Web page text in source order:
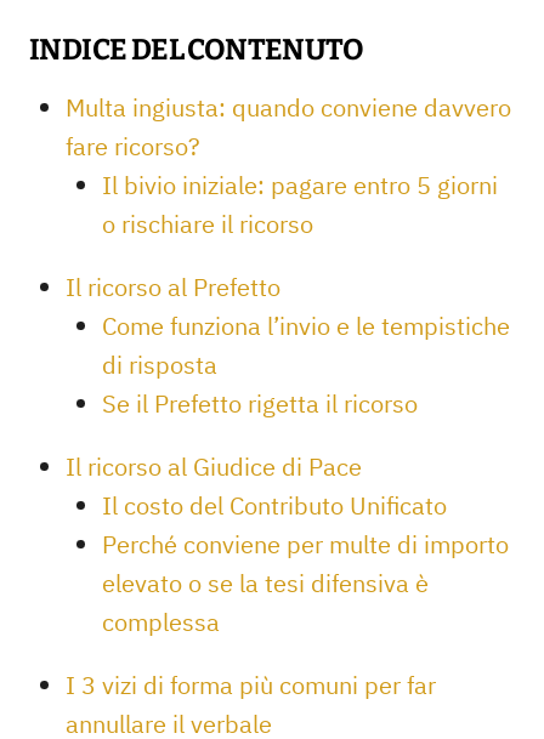
INDICE DEL CONTENUTO
Multa ingiusta: quando conviene davvero
fare ricorso?
Il bivio iniziale: pagare entro 5 giorni
o rischiare il ricorso
Il ricorso al Prefetto
Come funziona l’invio e le tempistiche
di risposta
Se il Prefetto rigetta il ricorso
Il ricorso al Giudice di Pace
Il costo del Contributo Unificato
Perché conviene per multe di importo
elevato o se la tesi difensiva è
complessa
I 3 vizi di forma più comuni per far
annullare il verbale